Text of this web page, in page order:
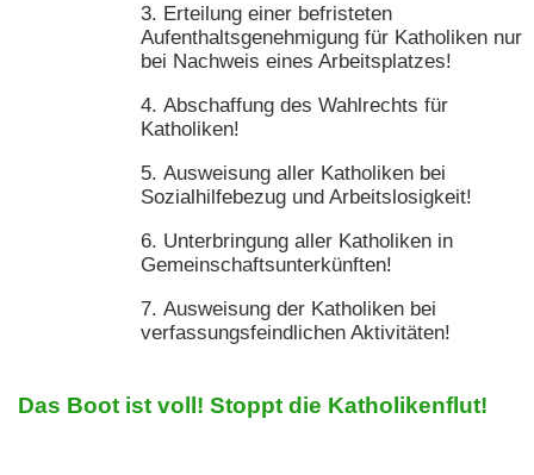
Erteilung einer befristeten
Aufenthaltsgenehmigung für Katholiken nur
bei Nachweis eines Arbeitsplatzes!
Abschaffung des Wahlrechts für
Katholiken!
Ausweisung aller Katholiken bei
Sozialhilfebezug und Arbeitslosigkeit!
Unterbringung aller Katholiken in
Gemeinschaftsunterkünften!
Ausweisung der Katholiken bei
verfassungsfeindlichen Aktivitäten!
Das Boot ist voll! Stoppt die Katholikenflut!